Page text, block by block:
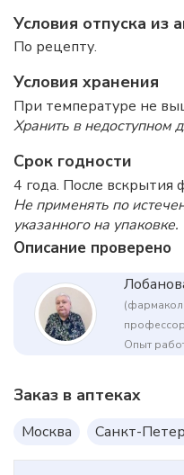
Условия отпуска из
По рецепту.
Условия хранения
При температуре не
Хранить в недоступном
Срок годности
4 года. После вскрытия
Не применять по
указанного на упаковке.
Описание проверено
Опыт
Заказ в аптеках
Москва Санкт-